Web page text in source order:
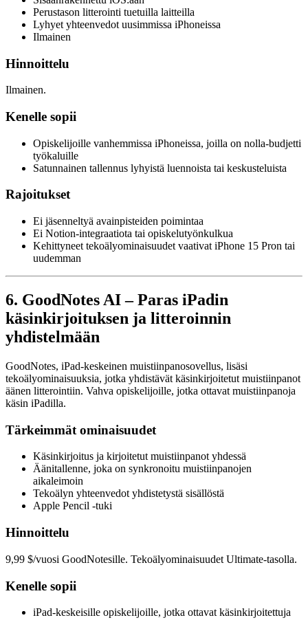
Perustason litterointi tuetuilla laitteilla
Lyhyet yhteenvedot uusimmissa iPhoneissa
Ilmainen
Hinnoittelu
Ilmainen.
Kenelle sopii
Opiskelijoille vanhemmissa iPhoneissa, joilla on nolla-budjetti
työkaluille
Satunnainen tallennus lyhyistä luennoista tai keskusteluista
Rajoitukset
Ei jäsenneltyä avainpisteiden poimintaa
Ei Notion-integraatiota tai opiskelutyönkulkua
Kehittyneet tekoälyominaisuudet vaativat iPhone 15 Pron tai
uudemman
6. GoodNotes AI – Paras iPadin
käsinkirjoituksen ja litteroinnin
yhdistelmään
GoodNotes, iPad-keskeinen muistiinpanosovellus, lisäsi
tekoälyominaisuuksia, jotka yhdistävät käsinkirjoitetut muistiinpanot
äänen litterointiin. Vahva opiskelijoille, jotka ottavat muistiinpanoja
käsin iPadilla.
Tärkeimmät ominaisuudet
Käsinkirjoitus ja kirjoitetut muistiinpanot yhdessä
Äänitallenne, joka on synkronoitu muistiinpanojen
aikaleimoin
Tekoälyn yhteenvedot yhdistetystä sisällöstä
Apple Pencil -tuki
Hinnoittelu
9,99 $/vuosi GoodNotesille. Tekoälyominaisuudet Ultimate-tasolla.
Kenelle sopii
iPad-keskeisille opiskelijoille, jotka ottavat käsinkirjoitettuja